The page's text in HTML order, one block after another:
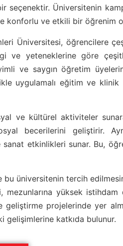
seçenektir. Üniversitenin
konforlu ve etkili bir öğrenim
Üniversitesi, öğrencilere
ve yeteneklerine göre
ve saygın öğretim
uygulamalı eğitim ve
ve kültürel aktiviteler
becerilerini geliştirir.
etkinlikleri sunar. Bu,
bu üniversitenin tercih
mezunlarına yüksek
geliştirme projelerinde yer
gelişimlerine katkıda bulunur.